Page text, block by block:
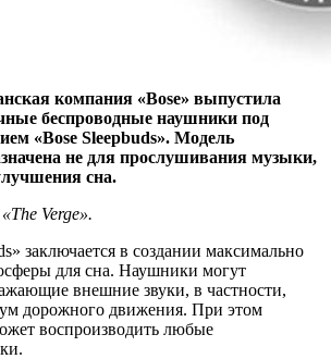
компания «Bose» выпустила
беспроводные наушники под
«Bose Sleepbuds». Модель
не для прослушивания музыки,
сна.
Verge».
заключается в создании максимально
для сна. Наушники могут
внешние звуки, в частности,
дорожного движения. При этом
воспроизводить любые